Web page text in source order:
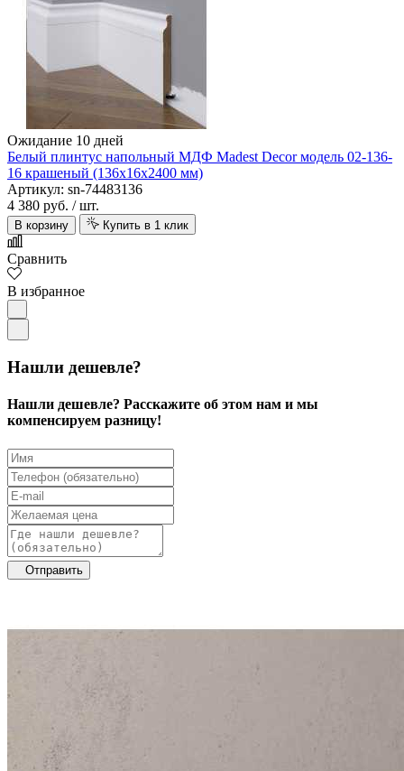
Ожидание 10 дней
Белый плинтус напольный МДФ Madest Decor модель 02-136-
16 крашеный (136х16х2400 мм)
Артикул: sn-74483136
4 380 руб. / шт.
В корзину Купить в 1 клик
Сравнить
В избранное
Нашли дешевле?
Нашли дешевле? Расскажите об этом нам и мы
компенсируем разницу!
Отправить